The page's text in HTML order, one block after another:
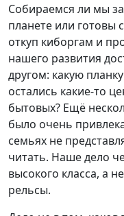
Собираемся ли мы
планете или готовы
откуп киборгам и
нашего развития
другом: какую
остались какие-то
бытовых? Ещё
было очень
семьях не
читать. Наше дело
высокого класса, а
рельсы.